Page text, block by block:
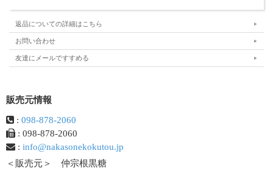
返品についての詳細はこちら
お問い合わせ
友達にメールですすめる
販売元情報
: 098-878-2060
: 098-878-2060
: info@nakasonekokutou.jp
＜販売元＞ 仲宗根黒糖